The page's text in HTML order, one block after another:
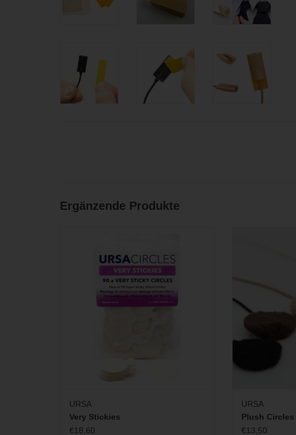
Ergänzende Produkte
Einbauhilfen (90 Stk)
ZUM WARENKORB HINZUFÜGEN
URSA
Very Stickies
€18,60
URSA
Plush Circles
€13,50